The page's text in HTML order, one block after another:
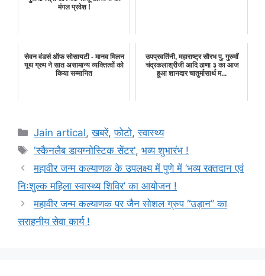
मंगल प्रवेश !
सेवन वंडर्स ऑफ सोसायटी - मानव मिलन
यूथ ग्रुप ने सात असामान्य व्यक्तित्वों को
किया सम्मानित
उपप्रवर्तिनी, महाराष्ट्र सौरभ पु. गुरुमॉं
चंद्रकलाश्रीजी आदि ठाणा ३ का आज
हुआ शानदार चातुर्मासार्थ म...
Categories
Jain artical,खबरें,फोटो,स्वास्थ्य
Tags
'स्कैनलैब डायग्नोस्टिक सेंटर',भव्य शुभारंभ !
महावीर जन्म कल्याणक के उपलक्ष्य में पुणे में ‘भव्य रक्तदान एवं
निःशुल्क महिला स्वास्थ्य शिविर’ का आयोजन !
महावीर जन्म कल्याणक पर जैन सोशल ग्रुप “उड़ान” का
सराहनीय सेवा कार्य !